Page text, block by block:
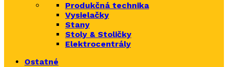
Produkčná technika
Vysielačky
Stany
Stoly & Stoličky
Elektrocentrály
Ostatné